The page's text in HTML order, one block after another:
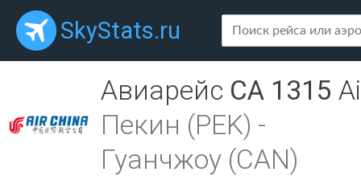
SkyStats.ru
Авиарейс CA 1315
Пекин (PEK) -
Гуанчжоу (CAN)